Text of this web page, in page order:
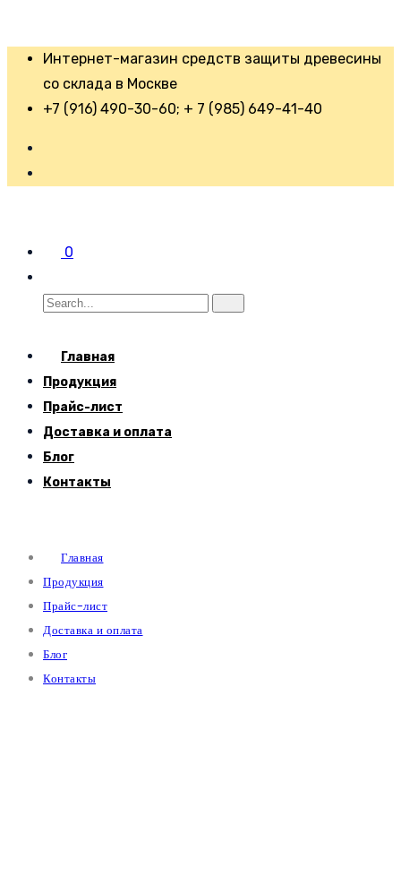
Интернет-магазин средств защиты древесины
со склада в Москве
+7 (916) 490-30-60; + 7 (985) 649-41-40
0
Главная
Продукция
Прайс-лист
Доставка и оплата
Блог
Контакты
Главная
Продукция
Прайс-лист
Доставка и оплата
Блог
Контакты